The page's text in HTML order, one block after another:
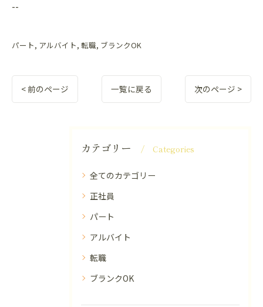
--
パート アルバイト 転職 ブランクOK
< 前のページ 一覧に戻る 次のページ >
カテゴリー Categories
全てのカテゴリー
正社員
パート
アルバイト
転職
ブランクOK